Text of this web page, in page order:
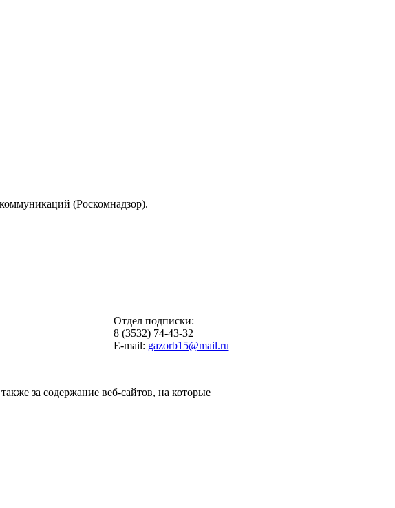
(Роскомнадзор).
Отдел подписки:
8 (3532) 74-43-32
E-mail: gazorb15@mail.ru
за содержание веб-сайтов, на которые